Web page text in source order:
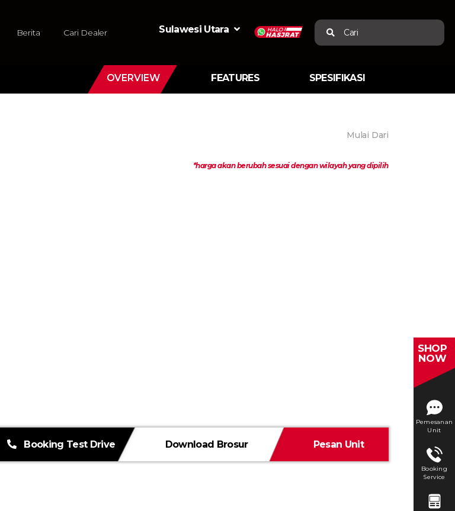
Berita Cari Dealer Sulawesi Utara Cari
OVERVIEW FEATURES SPESIFIKASI
Mulai Dari
*harga akan berubah sesuai dengan wilayah yang dipilih
Booking Test Drive Download Brosur Pesan Unit
SHOP
NOW
Pemesanan
Unit
Booking
Service